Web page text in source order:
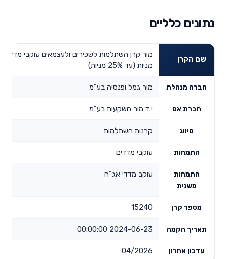
נתונים כלליים
שם הקרן
מור קרן השתלמות לשכירים ולעצמאים עוקבי
מניות (עד 25% מניות)
חברה מנהלת מור גמל ופנסיה בע"מ
חברת אם י.ד מור השקעות בע"מ
סיווג קרנות השתלמות
התמחות עוקבי מדדים
התמחות
משנית
עוקב מדדי אג"ח
מספר קרן 15240
תאריך הקמה 2024-06-23 00:00:00
עדכון אחרון 04/2026